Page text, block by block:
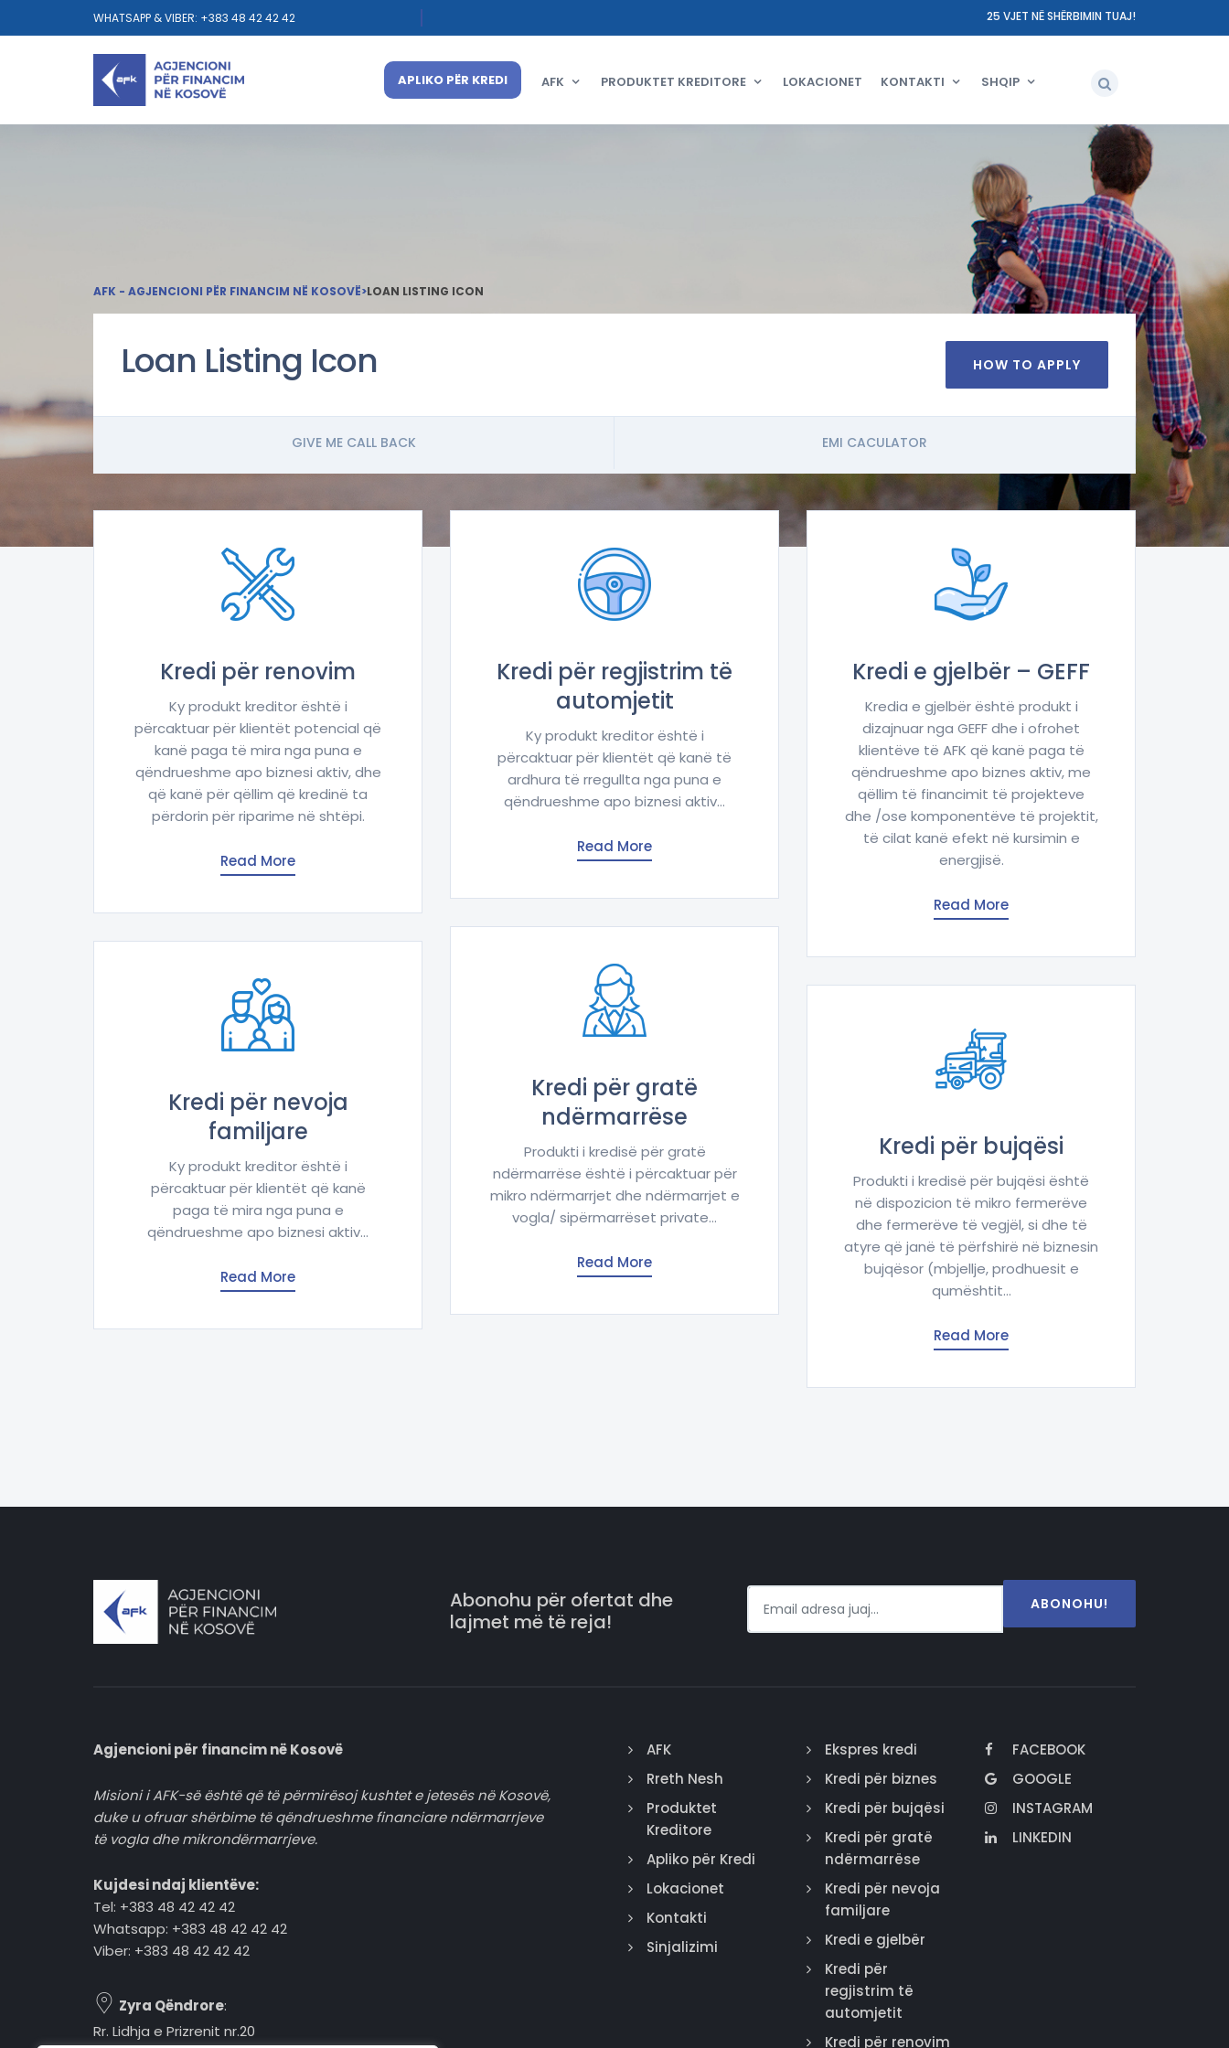
WHATSAPP & VIBER: +383 48 42 42 42 25 VJET NË SHËRBIMIN TUAJ!
APLIKO PËR KREDI AFK PRODUKTET KREDITORE LOKACIONET KONTAKTI SHQIP
AFK - AGJENCIONI PËR FINANCIM NË KOSOVË>LOAN LISTING ICON
Loan Listing Icon HOW TO APPLY
GIVE ME CALL BACK EMI CACULATOR
Kredi për renovim
Ky produkt kreditor është i
përcaktuar për klientët potencial që
kanë paga të mira nga puna e
qëndrueshme apo biznesi aktiv, dhe
që kanë për qëllim që kredinë ta
përdorin për riparime në shtëpi.
Read More
Kredi për regjistrim të
automjetit
Ky produkt kreditor është i
përcaktuar për klientët që kanë të
ardhura të rregullta nga puna e
qëndrueshme apo biznesi aktiv...
Read More
Kredi e gjelbër – GEFF
Kredia e gjelbër është produkt i
dizajnuar nga GEFF dhe i ofrohet
klientëve të AFK që kanë paga të
qëndrueshme apo biznes aktiv, me
qëllim të financimit të projekteve
dhe /ose komponentëve të projektit,
të cilat kanë efekt në kursimin e
energjisë.
Read More
Kredi për gratë
ndërmarrëse
Produkti i kredisë për gratë
ndërmarrëse është i përcaktuar për
mikro ndërmarrjet dhe ndërmarrjet e
vogla/ sipërmarrëset private...
Read More
Kredi për nevoja
familjare
Ky produkt kreditor është i
përcaktuar për klientët që kanë
paga të mira nga puna e
qëndrueshme apo biznesi aktiv...
Read More
Kredi për bujqësi
Produkti i kredisë për bujqësi është
në dispozicion të mikro fermerëve
dhe fermerëve të vegjël, si dhe të
atyre që janë të përfshirë në biznesin
bujqësor (mbjellje, prodhuesit e
qumështit...
Read More
Abonohu për ofertat dhe
lajmet më të reja!
ABONOHU!
Agjencioni për financim në Kosovë
Misioni i AFK-së është që të përmirësoj kushtet e jetesës në Kosovë,
duke u ofruar shërbime të qëndrueshme financiare ndërmarrjeve
të vogla dhe mikrondërmarrjeve.
Kujdesi ndaj klientëve:
Tel: +383 48 42 42 42
Whatsapp: +383 48 42 42 42
Viber: +383 48 42 42 42
Zyra Qëndrore:
Rr. Lidhja e Prizrenit nr.20
AFK
Rreth Nesh
Produktet
Kreditore
Apliko për Kredi
Lokacionet
Kontakti
Sinjalizimi
Ekspres kredi
Kredi për biznes
Kredi për bujqësi
Kredi për gratë
ndërmarrëse
Kredi për nevoja
familjare
Kredi e gjelbër
Kredi për
regjistrim të
automjetit
Kredi për renovim
FACEBOOK
GOOGLE
INSTAGRAM
LINKEDIN